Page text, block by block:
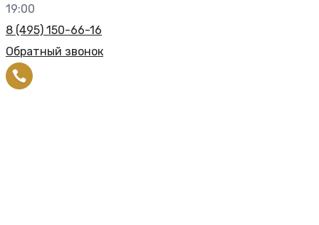
19:00
8 (495) 150-66-16
Обратный звонок